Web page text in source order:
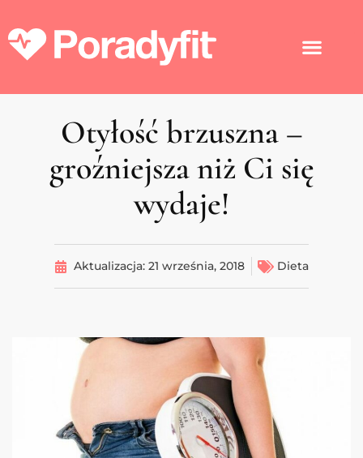
Otyłość brzuszna –
groźniejsza niż Ci się
wydaje!
Aktualizacja: 21 września, 2018 Dieta